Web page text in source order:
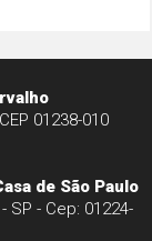
01238-010
de São Paulo
SP - Cep: 01224-